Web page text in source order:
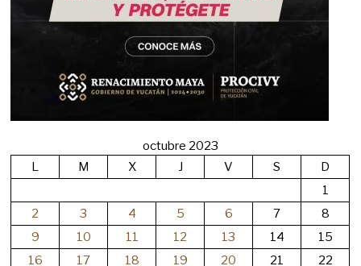
octubre 2023
L
M X J V S
D
1
2
3 4 5 6 7
8
9
10 11 12 13 14
15
16
17 18 19 20 21 22